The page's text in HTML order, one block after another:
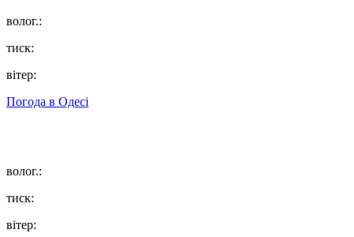
волог.:
тиск:
вітер:
Погода в Одесі
волог.:
тиск:
вітер: